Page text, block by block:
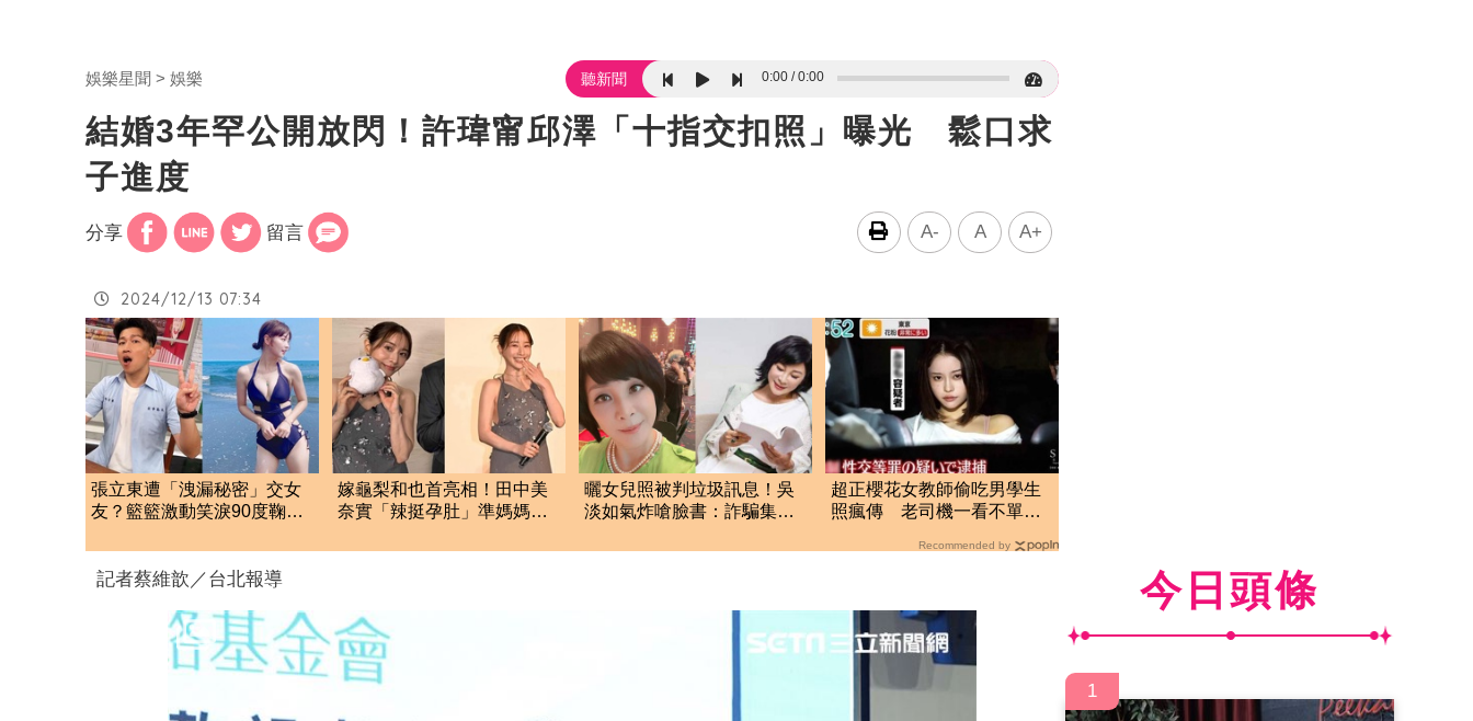
娛樂星聞 娛樂 聽新聞 0:00 0:00
結婚3年罕公開放閃！許瑋甯邱澤「十指交扣照」曝光 鬆口求
子進度
分享 留言 A- A A+
2024/12/13 07:34
張立東遭「洩漏秘密」交女
友？籃籃激動笑淚90度鞠
嫁龜梨和也首亮相！田中美
奈實「辣挺孕肚」準媽媽被
曬女兒照被判垃圾訊息！吳
淡如氣炸嗆臉書：詐騙集團
超正櫻花女教師偷吃男學生
照瘋傳 老司機一看不單
Recommended by
記者蔡維歆／台北報導 今日頭條
1